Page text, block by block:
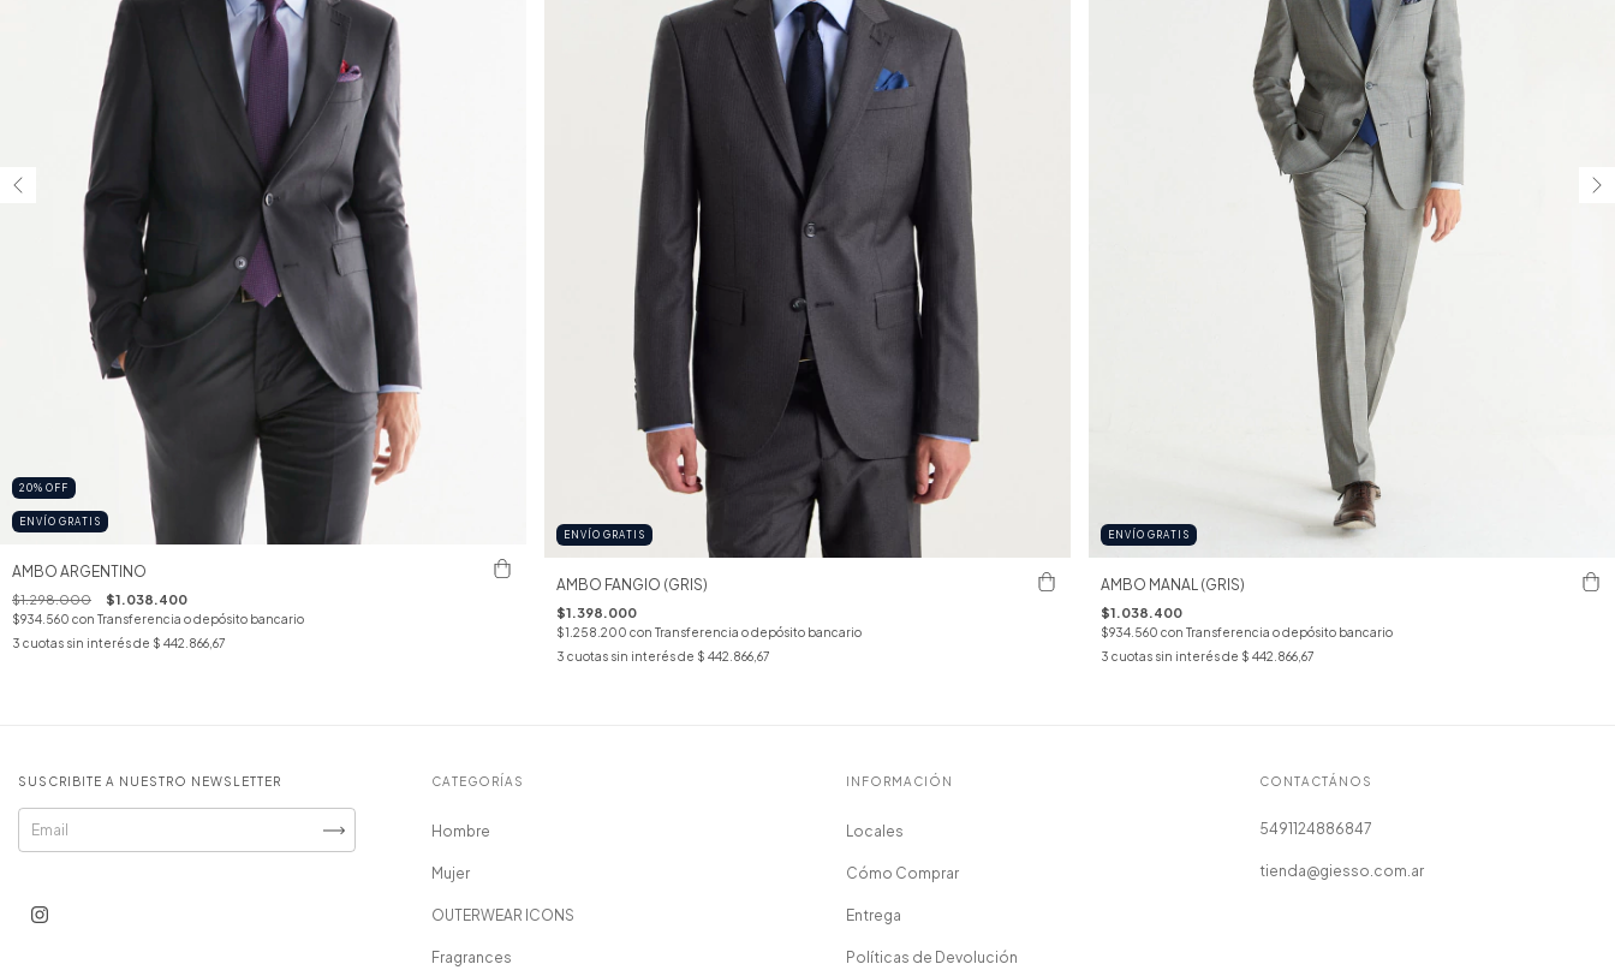
20% OFF
ENVÍO GRATIS
AMBO ARGENTINO
$1.298.000 $1.038.400
$934.560 con Transferencia o depósito bancario
3 cuotas sin interés de $ 442.866,67
ENVÍO GRATIS
AMBO FANGIO (GRIS)
$1.398.000
$1.258.200 con Transferencia o depósito bancario
3 cuotas sin interés de $ 442.866,67
ENVÍO GRATIS
AMBO MANAL (GRIS)
$1.038.400
$934.560 con Transferencia o depósito bancario
3 cuotas sin interés de $ 442.866,67
SUSCRIBITE A NUESTRO NEWSLETTER CATEGORÍAS
Hombre
Mujer
OUTERWEAR ICONS
Fragrances
INFORMACIÓN
Locales
Cómo Comprar
Entrega
Políticas de Devolución
CONTACTÁNOS
5491124886847
tienda@giesso.com.ar